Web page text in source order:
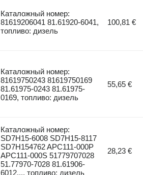
Каталожный номер:
81619206041 81.61920-6041,
топливо: дизель
100,81 €
Каталожный номер:
81619750243 81619750169
81.61975-0243 81.61975-
0169, топливо: дизель
55,65 €
Каталожный номер:
SD7H15-6008 SD7H15-8117
SD7H154762 APC111-000P
APC111-000S 51779707028
51.77970-7028 81.61906-
6012..., топливо: дизель
28,23 €